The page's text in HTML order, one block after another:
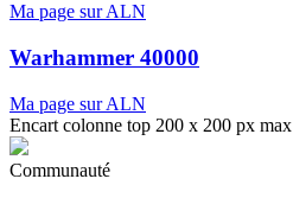
Ma page sur ALN
Warhammer 40000
Ma page sur ALN
Encart colonne top 200 x 200 px max
Communauté